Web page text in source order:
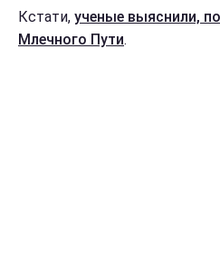
Кстати, ученые выяснили,
Млечного Пути.